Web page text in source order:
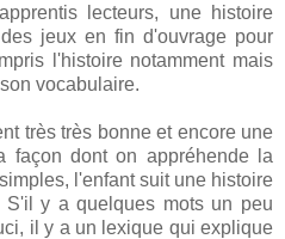
lecteurs, une histoire
jeux en fin d'ouvrage pour
l'histoire notamment mais
vocabulaire.
très très bonne et encore une
façon dont on appréhende la
l'enfant suit une histoire
y a quelques mots un peu
il y a un lexique qui explique